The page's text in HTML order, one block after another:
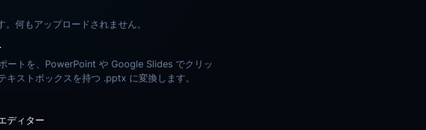
何もアップロードされません。
ートを、PowerPoint や Google Slides でクリッ
キストボックスを持つ .pptx に変換します。
ディター